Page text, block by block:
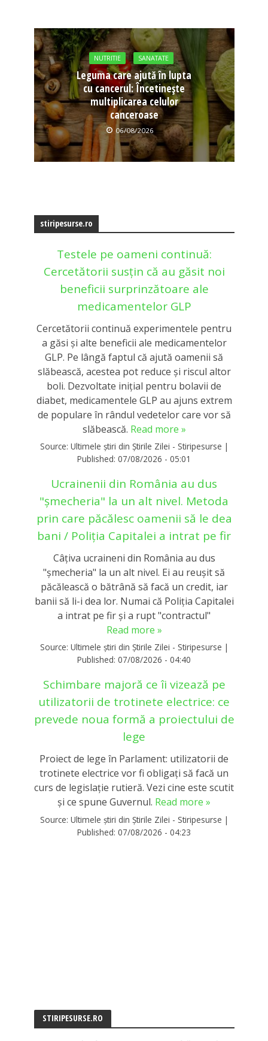
NUTRITIE SANATATE
Leguma care ajută în lupta
cu cancerul: Încetinește
multiplicarea celulor
canceroase
06/08/2026
stiripesurse.ro
Testele pe oameni continuă:
Cercetătorii susțin că au găsit noi
beneficii surprinzătoare ale
medicamentelor GLP
Cercetătorii continuă experimentele pentru
a găsi și alte beneficii ale medicamentelor
GLP. Pe lângă faptul că ajută oamenii să
slăbească, acestea pot reduce și riscul altor
boli. Dezvoltate inițial pentru bolavii de
diabet, medicamentele GLP au ajuns extrem
de populare în rândul vedetelor care vor să
slăbească. Read more »
Source: Ultimele știri din Știrile Zilei - Stiripesurse |
Published: 07/08/2026 - 05:01
Ucrainenii din România au dus
"șmecheria" la un alt nivel. Metoda
prin care păcălesc oamenii să le dea
bani / Poliția Capitalei a intrat pe fir
Câțiva ucraineni din România au dus
"șmecheria" la un alt nivel. Ei au reușit să
păcălească o bătrână să facă un credit, iar
banii să li-i dea lor. Numai că Poliția Capitalei
a intrat pe fir și a rupt "contractul"
Read more »
Source: Ultimele știri din Știrile Zilei - Stiripesurse |
Published: 07/08/2026 - 04:40
Schimbare majoră ce îi vizează pe
utilizatorii de trotinete electrice: ce
prevede noua formă a proiectului de
lege
Proiect de lege în Parlament: utilizatorii de
trotinete electrice vor fi obligați să facă un
curs de legislație rutieră. Vezi cine este scutit
și ce spune Guvernul. Read more »
Source: Ultimele știri din Știrile Zilei - Stiripesurse |
Published: 07/08/2026 - 04:23
STIRIPESURSE.RO